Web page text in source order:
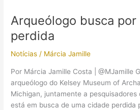
Arqueólogo busca
perdida
Notícias / Márcia Jamille
Por Márcia Jamille Costa | @MJamille
arqueólogo do Kelsey Museum of
Michigan, juntamente a pesquisadores
está em busca de uma cidade perdida